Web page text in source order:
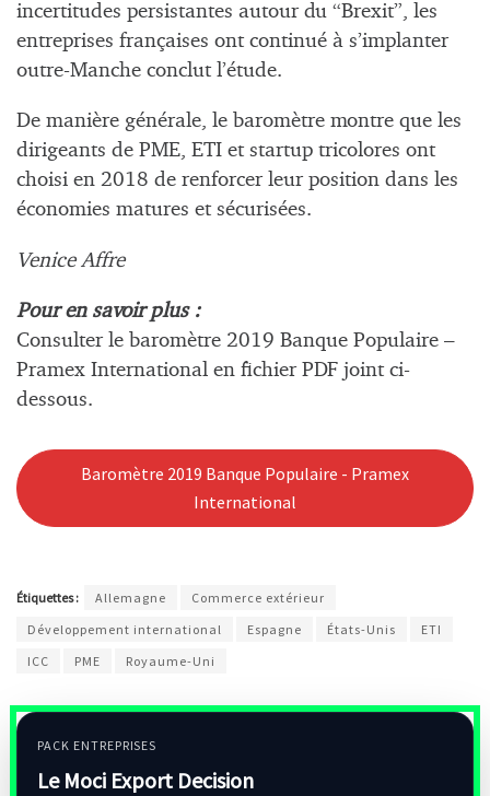
incertitudes persistantes autour du “Brexit”, les
entreprises françaises ont continué à s’implanter
outre-Manche conclut l’étude.
De manière générale, le baromètre montre que les
dirigeants de PME, ETI et startup tricolores ont
choisi en 2018 de renforcer leur position dans les
économies matures et sécurisées.
Venice Affre
Pour en savoir plus :
Consulter le baromètre 2019 Banque Populaire –
Pramex International en fichier PDF joint ci-
dessous.
Baromètre 2019 Banque Populaire - Pramex
International
Étiquettes : Allemagne
Commerce extérieur
Développement international
Espagne États-Unis
ETI
ICC
PME Royaume-Uni
PACK ENTREPRISES
Le Moci Export Decision